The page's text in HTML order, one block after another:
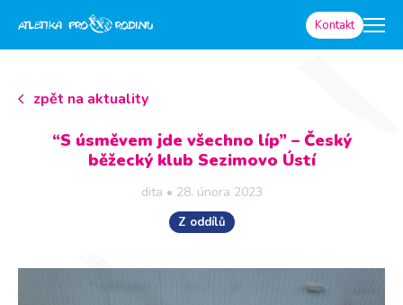
Kontakt
zpět na aktuality
“S úsměvem jde všechno líp” – Český
běžecký klub Sezimovo Ústí
dita • 28. února 2023
Z oddílů